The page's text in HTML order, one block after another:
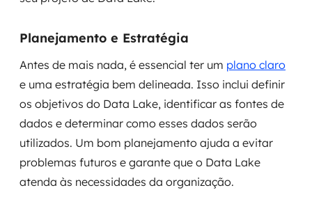
Planejamento e Estratégia
Antes de mais nada, é essencial ter um plano claro
e uma estratégia bem delineada. Isso inclui definir
os objetivos do Data Lake, identificar as fontes de
dados e determinar como esses dados serão
utilizados. Um bom planejamento ajuda a evitar
problemas futuros e garante que o Data Lake
atenda às necessidades da organização.